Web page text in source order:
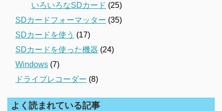
いろいろなSDカード (25)
SDカードフォーマッター (35)
SDカードを使う (17)
SDカードを使った機器 (24)
Windows (7)
ドライブレコーダー (8)
よく読まれている記事